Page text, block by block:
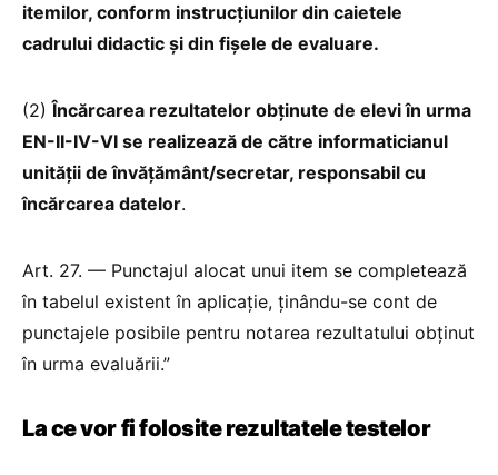
itemilor, conform instrucțiunilor din caietele
cadrului didactic și din fișele de evaluare.
(2)Încărcarea rezultatelor obținute de elevi în urma
EN-II-IV-VI se realizează de către informaticianul
unității de învățământ/secretar, responsabil cu
încărcarea datelor.
Art. 27. — Punctajul alocat unui item se completează
în tabelul existent în aplicație, ținându-se cont de
punctajele posibile pentru notarea rezultatului obținut
în urma evaluării.”
La ce vor fi folosite rezultatele testelor